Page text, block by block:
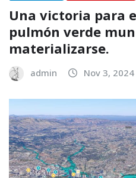
Una victoria para
pulmón verde
materializarse.
admin Nov 3, 2024